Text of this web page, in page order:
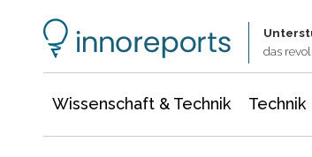
das
Wissenschaft & Technik Technik